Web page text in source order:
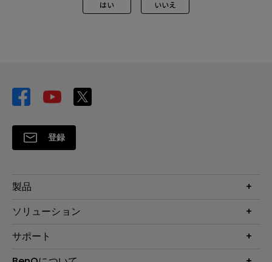
はい いいえ
登録
製品
プロジェクター
照明
Webカメラ
ソリューション
ビジネス向け
サポート
サポート